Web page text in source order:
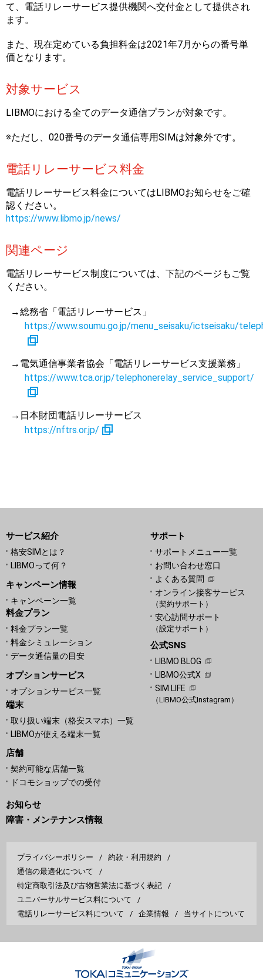
て、電話リレーサービス提供機関へ交付金として提供され
ます。
また、現在定めている負担料金は2021年7月からの番号単
価となります。
対象サービス
LIBMOにおける全てのデータ通信プランが対象です。
※ただし、020番号のデータ通信専用SIMは対象外です。
電話リレーサービス料金
電話リレーサービス料金についてはLIBMOお知らせをご確
認ください。
https://www.libmo.jp/news/
関連ページ
電話リレーサービス制度については、下記のページもご覧
ください。
→総務省「電話リレーサービス」
https://www.soumu.go.jp/menu_seisaku/ictseisaku/
→電気通信事業者協会「電話リレーサービス支援業務」
https://www.tca.or.jp/telephonerelay_service_support/
→日本財団電話リレーサービス
https://nftrs.or.jp/
サービス紹介
格安SIMとは？
LIBMOって何？
キャンペーン情報
キャンペーン一覧
料金プラン
料金プラン一覧
料金シミュレーション
データ通信量の目安
オプションサービス
オプションサービス一覧
端末
取り扱い端末（格安スマホ）一覧
LIBMOが使える端末一覧
店舗
契約可能な店舗一覧
ドコモショップでの受付
サポート
サポートメニュー一覧
お問い合わせ窓口
よくある質問
オンライン接客サービス
（契約サポート）
安心訪問サポート
（設定サポート）
公式SNS
LIBMO BLOG
LIBMO公式X
SIM LIFE
（LIBMO公式Instagram）
お知らせ
障害・メンテナンス情報
プライバシーポリシー
約款・利用規約
通信の最適化について
特定商取引法及び古物営業法に基づく表記
ユニバーサルサービス料について
電話リレーサービス料について
企業情報 当サイトについて